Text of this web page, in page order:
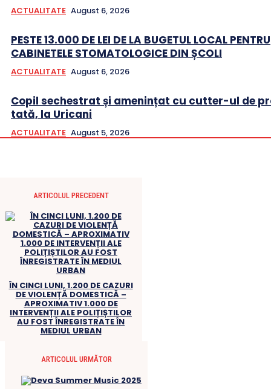
ACTUALITATE August 6, 2026
PESTE 13.000 DE LEI DE LA BUGETUL LOCAL PENTRU
CABINETELE STOMATOLOGICE DIN ȘCOLI
ACTUALITATE August 6, 2026
Copil sechestrat și amenințat cu cutter-ul de
tată, la Uricani
ACTUALITATE August 5, 2026
ARTICOLUL PRECEDENT
ÎN CINCI LUNI, 1.200 DE CAZURI
DE VIOLENȚĂ DOMESTICĂ –
APROXIMATIV 1.000 DE
INTERVENȚII ALE POLIȚIȘTILOR
AU FOST ÎNREGISTRATE ÎN
MEDIUL URBAN
ARTICOLUL URMĂTOR